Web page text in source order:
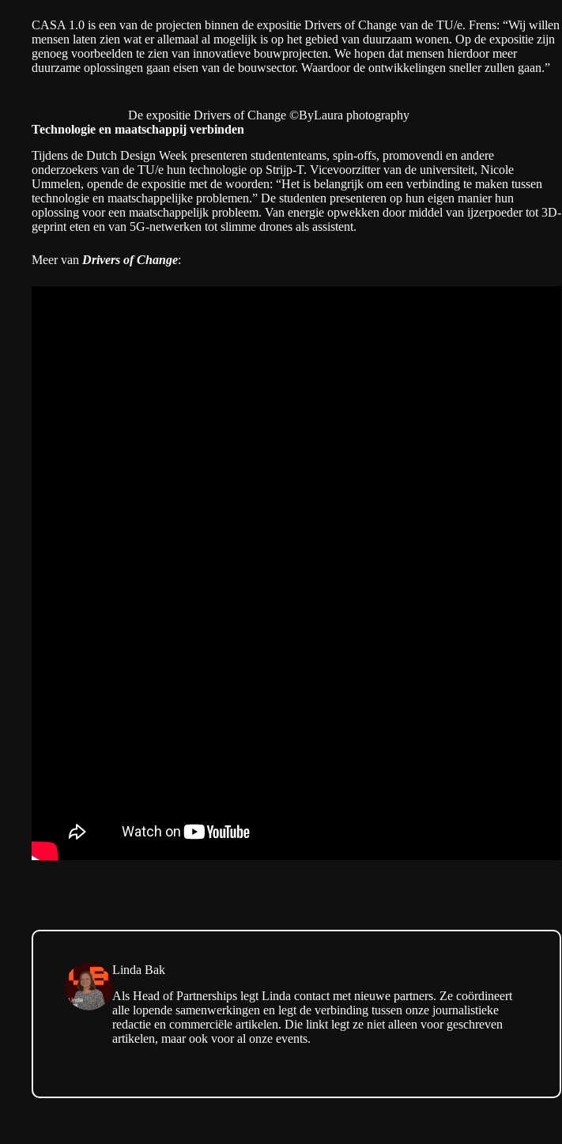
CASA 1.0 is een van de projecten binnen de expositie Drivers of Change van de TU/e. Frens: “Wij willen
mensen laten zien wat er allemaal al mogelijk is op het gebied van duurzaam wonen. Op de expositie zijn
genoeg voorbeelden te zien van innovatieve bouwprojecten. We hopen dat mensen hierdoor meer
duurzame oplossingen gaan eisen van de bouwsector. Waardoor de ontwikkelingen sneller zullen gaan.”
De expositie Drivers of Change ©ByLaura photography
Technologie en maatschappij verbinden
Tijdens de Dutch Design Week presenteren studententeams, spin-offs, promovendi en andere
onderzoekers van de TU/e hun technologie op Strijp-T. Vicevoorzitter van de universiteit, Nicole
Ummelen, opende de expositie met de woorden: “Het is belangrijk om een verbinding te maken tussen
technologie en maatschappelijke problemen.” De studenten presenteren op hun eigen manier hun
oplossing voor een maatschappelijk probleem. Van energie opwekken door middel van ijzerpoeder tot 3D-
geprint eten en van 5G-netwerken tot slimme drones als assistent.
Meer van Drivers of Change:
Linda Bak
Als Head of Partnerships legt Linda contact met nieuwe partners. Ze coördineert
alle lopende samenwerkingen en legt de verbinding tussen onze journalistieke
redactie en commerciële artikelen. Die linkt legt ze niet alleen voor geschreven
artikelen, maar ook voor al onze events.